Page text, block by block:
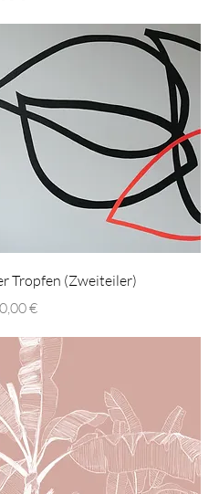
Tropfen (Zweiteiler)
€